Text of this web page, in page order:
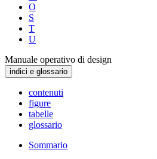
O
S
T
U
Manuale operativo di design
indici e glossario
contenuti
figure
tabelle
glossario
Sommario